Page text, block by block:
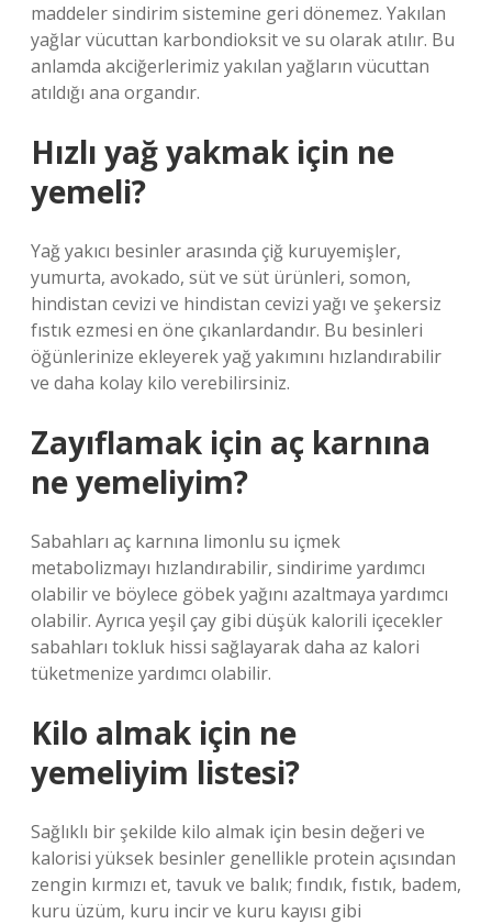
maddeler sindirim sistemine geri dönemez. Yakılan
yağlar vücuttan karbondioksit ve su olarak atılır. Bu
anlamda akciğerlerimiz yakılan yağların vücuttan
atıldığı ana organdır.
Hızlı yağ yakmak için ne
yemeli?
Yağ yakıcı besinler arasında çiğ kuruyemişler,
yumurta, avokado, süt ve süt ürünleri, somon,
hindistan cevizi ve hindistan cevizi yağı ve şekersiz
fıstık ezmesi en öne çıkanlardandır. Bu besinleri
öğünlerinize ekleyerek yağ yakımını hızlandırabilir
ve daha kolay kilo verebilirsiniz.
Zayıflamak için aç karnına
ne yemeliyim?
Sabahları aç karnına limonlu su içmek
metabolizmayı hızlandırabilir, sindirime yardımcı
olabilir ve böylece göbek yağını azaltmaya yardımcı
olabilir. Ayrıca yeşil çay gibi düşük kalorili içecekler
sabahları tokluk hissi sağlayarak daha az kalori
tüketmenize yardımcı olabilir.
Kilo almak için ne
yemeliyim listesi?
Sağlıklı bir şekilde kilo almak için besin değeri ve
kalorisi yüksek besinler genellikle protein açısından
zengin kırmızı et, tavuk ve balık; fındık, fıstık, badem,
kuru üzüm, kuru incir ve kuru kayısı gibi